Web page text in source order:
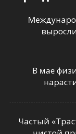
В мае
Частый